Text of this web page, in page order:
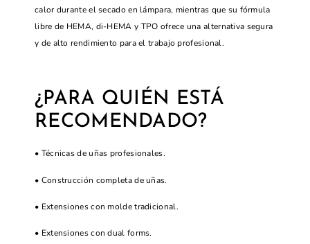
calor durante el secado en lámpara, mientras que su fórmula
libre de HEMA, di-HEMA y TPO ofrece una alternativa segura
y de alto rendimiento para el trabajo profesional.
¿PARA QUIÉN ESTÁ
RECOMENDADO?
• Técnicas de uñas profesionales.
• Construcción completa de uñas.
• Extensiones con molde tradicional.
• Extensiones con dual forms.